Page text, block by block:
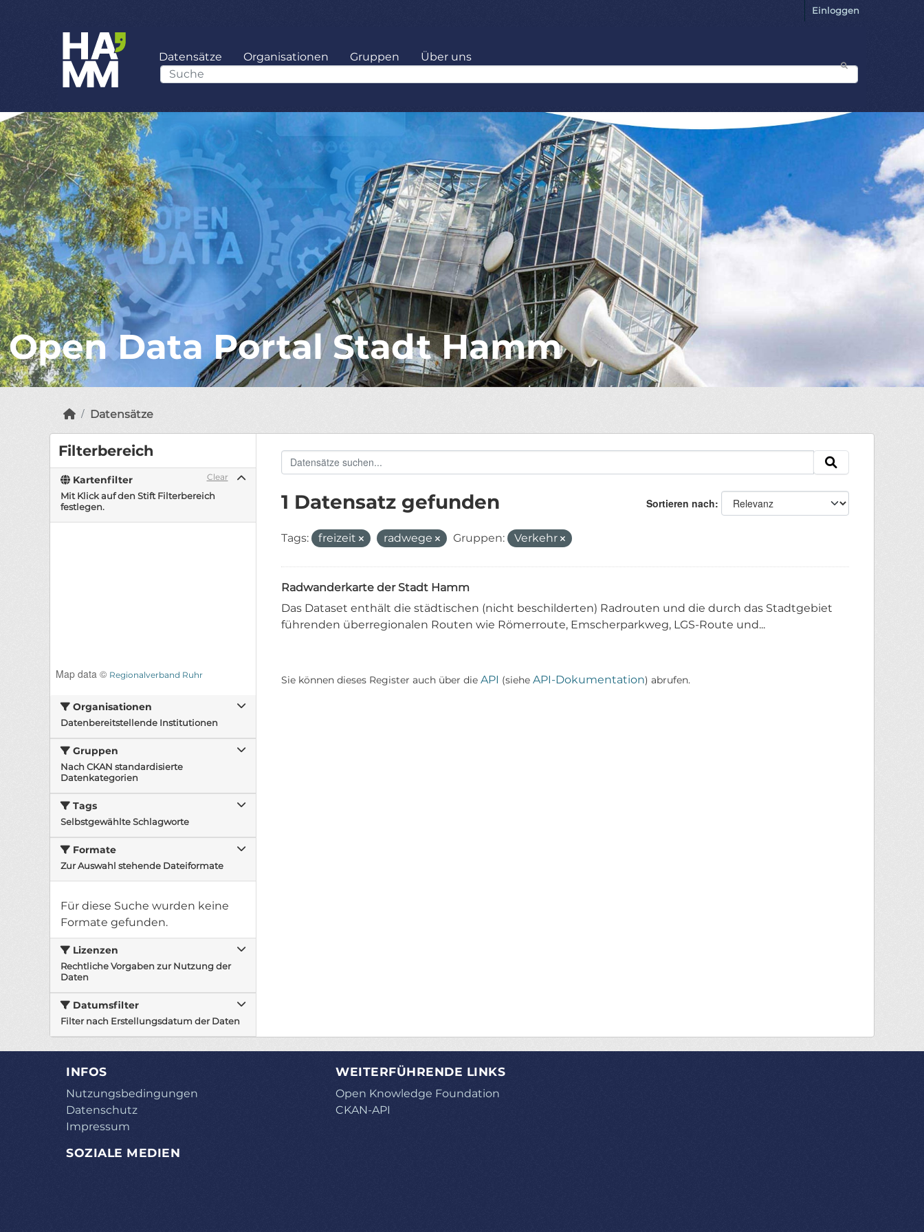
Einloggen
Datensätze Organisationen Gruppen Über uns
Open Data Portal Stadt Hamm
Datensätze
Filterbereich
Clear
Kartenfilter
Mit Klick auf den Stift Filterbereich
festlegen.
Map data © Regionalverband Ruhr
Organisationen
Datenbereitstellende Institutionen
Gruppen
Nach CKAN standardisierte
Datenkategorien
Tags
Selbstgewählte Schlagworte
Formate
Zur Auswahl stehende Dateiformate
Für diese Suche wurden keine
Formate gefunden.
Lizenzen
Rechtliche Vorgaben zur Nutzung der
Daten
Datumsfilter
Filter nach Erstellungsdatum der Daten
Sortieren nach
1 Datensatz gefunden
Tags: freizeit radwege Gruppen: Verkehr
Radwanderkarte der Stadt Hamm
Das Dataset enthält die städtischen (nicht beschilderten) Radrouten und die durch das Stadtgebiet
führenden überregionalen Routen wie Römerroute, Emscherparkweg, LGS-Route und...
Sie können dieses Register auch über die API (siehe API-Dokumentation) abrufen.
INFOS
Nutzungsbedingungen
Datenschutz
Impressum
WEITERFÜHRENDE LINKS
Open Knowledge Foundation
CKAN-API
SOZIALE MEDIEN